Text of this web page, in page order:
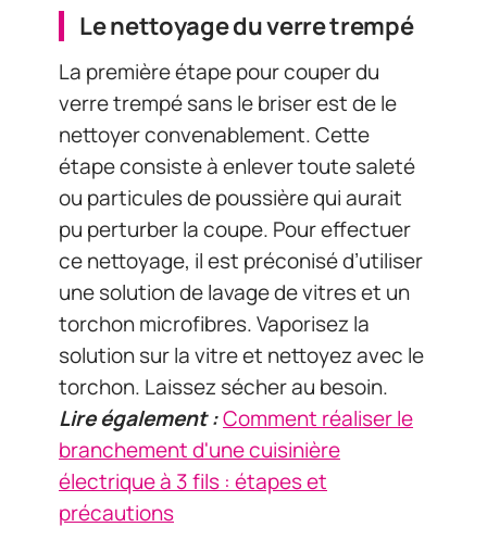
Le nettoyage du verre trempé
La première étape pour couper du
verre trempé sans le briser est de le
nettoyer convenablement. Cette
étape consiste à enlever toute saleté
ou particules de poussière qui aurait
pu perturber la coupe. Pour effectuer
ce nettoyage, il est préconisé d’utiliser
une solution de lavage de vitres et un
torchon microfibres. Vaporisez la
solution sur la vitre et nettoyez avec le
torchon. Laissez sécher au besoin.
Lire également :Comment réaliser le
branchement d'une cuisinière
électrique à 3 fils : étapes et
précautions